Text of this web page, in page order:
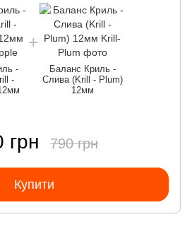
-
-
Баланс Криль -
Слива (Krill - Plum)
12мм
грн 790 грн
Купити